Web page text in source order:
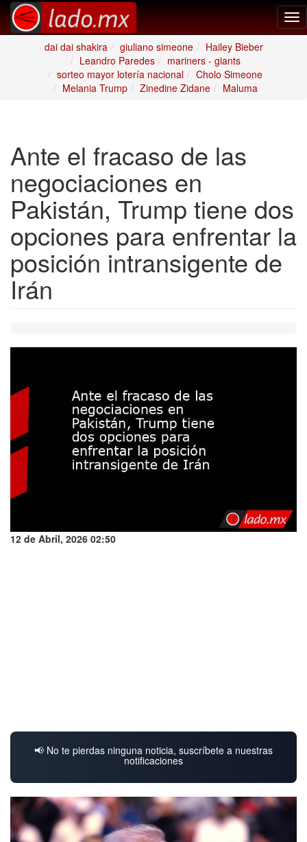
dai dai shakira
giuliano simeone
Hailey Bieber
Leandro Paredes
mariners - giants
sorteo mayor lotería nacional
Cholo Simeone
Melania Trump
Zinedine Zidane Maluma
Ante el fracaso de las
negociaciones en
Pakistán, Trump tiene dos
opciones para enfrentar la
posición intransigente de
Irán
12 de Abril, 2026 02:50
📢 No te pierdas ninguna noticia, suscríbete a nuestras
notificaciones